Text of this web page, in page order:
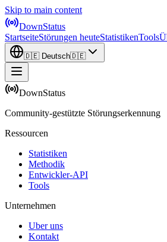
Skip to main content
DownStatus
StartseiteStörungen heuteStatistikenTools
🇩🇪 Deutsch🇩🇪
DownStatus
Community-gestützte Störungserkennung
Ressourcen
Statistiken
Methodik
Entwickler-API
Tools
Unternehmen
Uber uns
Kontakt